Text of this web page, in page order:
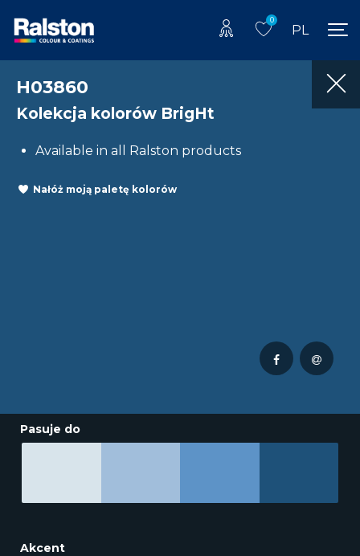
0
PL
H03860
Kolekcja kolorów BrigHt
Available in all Ralston products
Nałóż moją paletę kolorów
Pasuje do
Akcent